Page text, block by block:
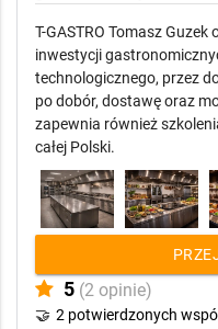
T-GASTRO Tomasz
inwestycji
technologicznego, przez
po dobór, dostawę oraz
zapewnia również
całej Polski.
5 (2 opinie)
🤝 2 potwierdzonych